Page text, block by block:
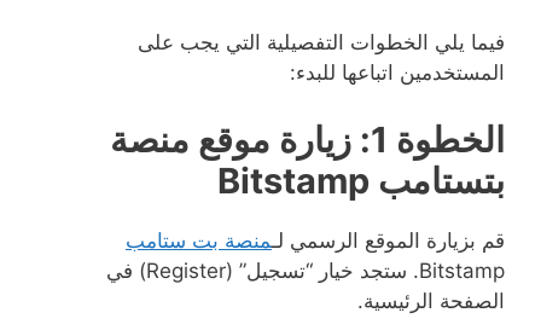
فيما يلي الخطوات التفصيلية التي يجب على
المستخدمين اتباعها للبدء:
الخطوة 1: زيارة موقع منصة
بتستامب Bitstamp
قم بزيارة الموقع الرسمي لـمنصة بت ستامب
Bitstamp. ستجد خيار “تسجيل” (Register) في
الصفحة الرئيسية.